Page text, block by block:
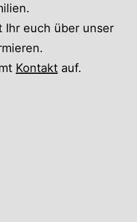
Ihr euch über unser
Kontakt auf.